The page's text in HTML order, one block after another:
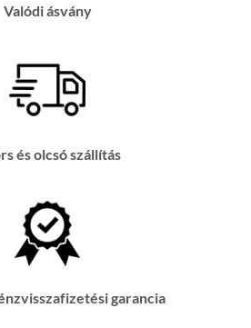
Valódi ásvány
és olcsó szállítás
garancia